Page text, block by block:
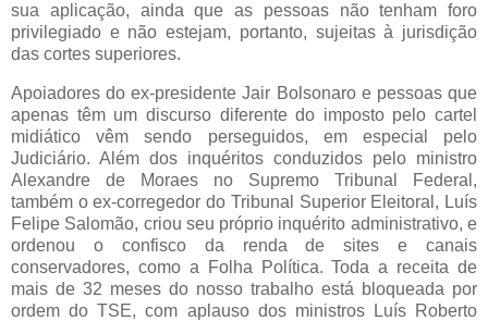
sua aplicação, ainda que as pessoas não tenham foro
privilegiado e não estejam, portanto, sujeitas à jurisdição
das cortes superiores.
Apoiadores do ex-presidente Jair Bolsonaro e pessoas que
apenas têm um discurso diferente do imposto pelo cartel
midiático vêm sendo perseguidos, em especial pelo
Judiciário. Além dos inquéritos conduzidos pelo ministro
Alexandre de Moraes no Supremo Tribunal Federal,
também o ex-corregedor do Tribunal Superior Eleitoral, Luís
Felipe Salomão, criou seu próprio inquérito administrativo, e
ordenou o confisco da renda de sites e canais
conservadores, como a Folha Política. Toda a receita de
mais de 32 meses do nosso trabalho está bloqueada por
ordem do TSE, com aplauso dos ministros Luís Roberto